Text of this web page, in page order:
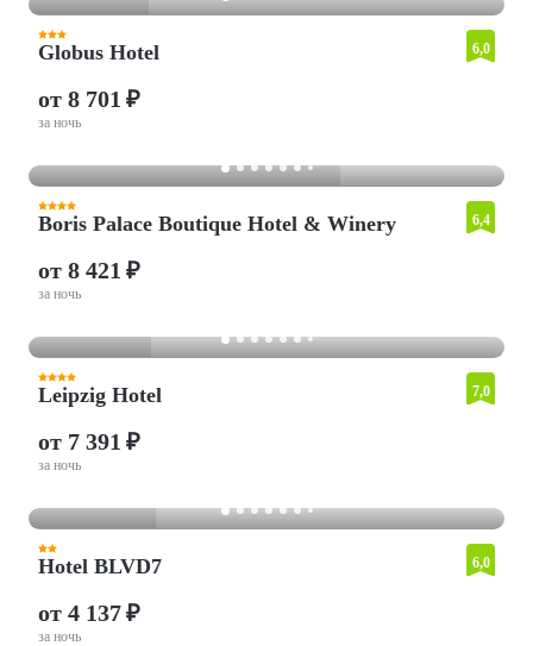
Globus Hotel 6,0
от 8 701 ₽
за ночь
Boris Palace Boutique Hotel & Winery 6,4
от 8 421 ₽
за ночь
Leipzig Hotel 7,0
от 7 391 ₽
за ночь
Hotel BLVD7 6,0
от 4 137 ₽
за ночь